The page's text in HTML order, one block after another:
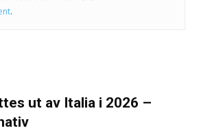
.
ut av Italia i 2026 –
Reuters